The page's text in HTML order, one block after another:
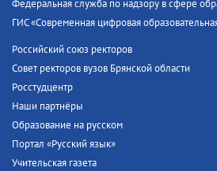
Федеральная служба по надзору в сфере
ГИС «Современная цифровая
Российский союз ректоров
Совет ректоров вузов Брянской области
Росстудцентр
Наши партнёры
Образование на русском
Портал «Русский язык»
Учительская газета